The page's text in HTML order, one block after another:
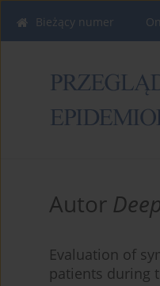
Bieżący numer
Autor
Evaluation of
patients during